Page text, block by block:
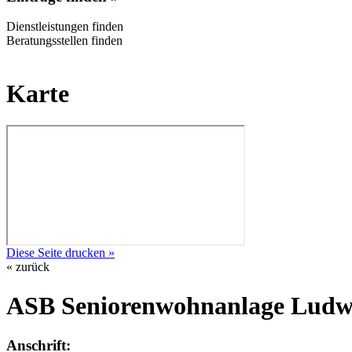
Dienstleistungen finden
Beratungsstellen finden
Karte
Diese Seite drucken »
« zurück
ASB Seniorenwohnanlage
Anschrift: